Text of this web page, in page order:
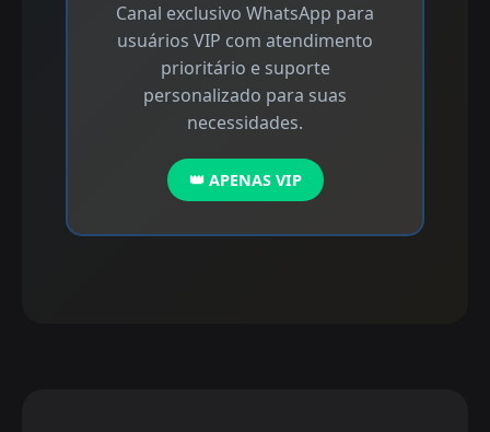
Canal exclusivo WhatsApp para
usuários VIP com atendimento
prioritário e suporte
personalizado para suas
necessidades.
👑 APENAS VIP